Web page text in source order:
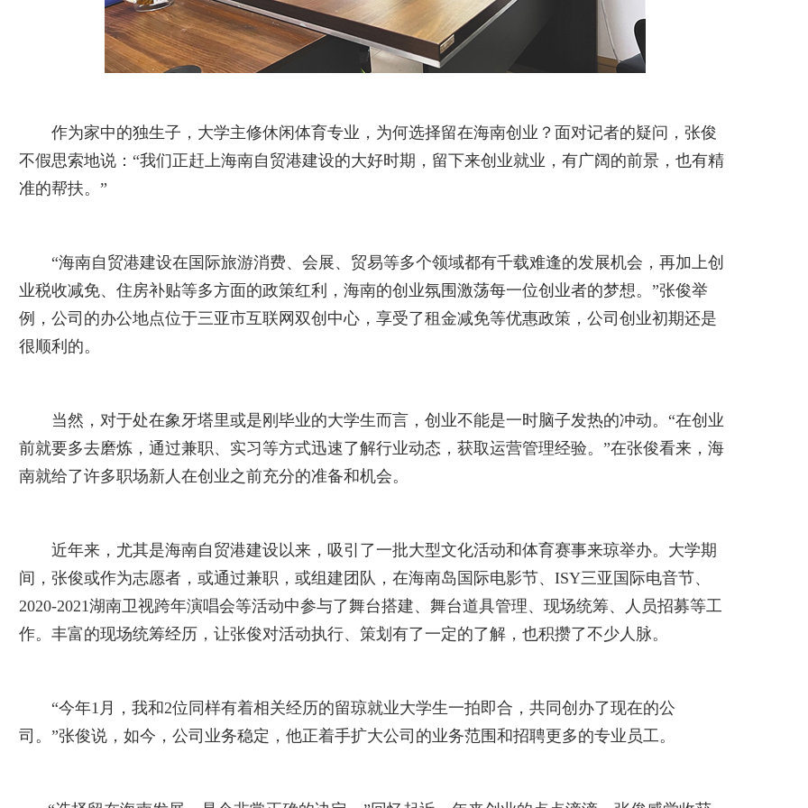
作为家中的独生子，大学主修休闲体育专业，为何选择留在海南创业？面对记者的疑问，张俊
不假思索地说：“我们正赶上海南自贸港建设的大好时期，留下来创业就业，有广阔的前景，也有精
准的帮扶。”
“海南自贸港建设在国际旅游消费、会展、贸易等多个领域都有千载难逢的发展机会，再加上创
业税收减免、住房补贴等多方面的政策红利，海南的创业氛围激荡每一位创业者的梦想。”张俊举
例，公司的办公地点位于三亚市互联网双创中心，享受了租金减免等优惠政策，公司创业初期还是
很顺利的。
当然，对于处在象牙塔里或是刚毕业的大学生而言，创业不能是一时脑子发热的冲动。“在创业
前就要多去磨炼，通过兼职、实习等方式迅速了解行业动态，获取运营管理经验。”在张俊看来，海
南就给了许多职场新人在创业之前充分的准备和机会。
近年来，尤其是海南自贸港建设以来，吸引了一批大型文化活动和体育赛事来琼举办。大学期
间，张俊或作为志愿者，或通过兼职，或组建团队，在海南岛国际电影节、ISY三亚国际电音节、
2020-2021湖南卫视跨年演唱会等活动中参与了舞台搭建、舞台道具管理、现场统筹、人员招募等工
作。丰富的现场统筹经历，让张俊对活动执行、策划有了一定的了解，也积攒了不少人脉。
“今年1月，我和2位同样有着相关经历的留琼就业大学生一拍即合，共同创办了现在的公
司。”张俊说，如今，公司业务稳定，他正着手扩大公司的业务范围和招聘更多的专业员工。